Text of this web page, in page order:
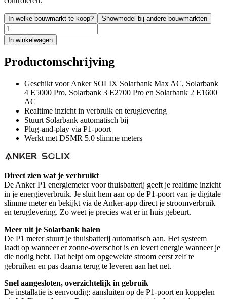
In welke bouwmarkt te koop? Showmodel bij andere bouwmarkten
In winkelwagen
Productomschrijving
Geschikt voor Anker SOLIX Solarbank Max AC, Solarbank
4 E5000 Pro, Solarbank 3 E2700 Pro en Solarbank 2 E1600
AC
Realtime inzicht in verbruik en teruglevering
Stuurt Solarbank automatisch bij
Plug-and-play via P1-poort
Werkt met DSMR 5.0 slimme meters
Direct zien wat je verbruikt
De Anker P1 energiemeter voor thuisbatterij geeft je realtime inzicht
in je energieverbruik. Je sluit hem aan op de P1-poort van je digitale
slimme meter en bekijkt via de Anker-app direct je stroomverbruik
en teruglevering. Zo weet je precies wat er in huis gebeurt.
Meer uit je Solarbank halen
De P1 meter stuurt je thuisbatterij automatisch aan. Het systeem
laadt op wanneer er zonne-overschot is en levert energie wanneer je
die nodig hebt. Dat helpt om opgewekte stroom eerst zelf te
gebruiken en pas daarna terug te leveren aan het net.
Snel aangesloten, overzichtelijk in gebruik
De installatie is eenvoudig: aansluiten op de P1-poort en koppelen